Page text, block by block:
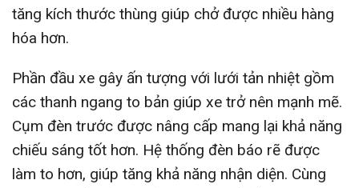
tăng kích thước thùng giúp chở được nhiều hàng
hóa hơn.
Phần đầu xe gây ấn tượng với lưới tản nhiệt gồm
các thanh ngang to bản giúp xe trở nên mạnh mẽ.
Cụm đèn trước được nâng cấp mang lại khả năng
chiếu sáng tốt hơn. Hệ thống đèn báo rẽ được
làm to hơn, giúp tăng khả năng nhận diện. Cùng